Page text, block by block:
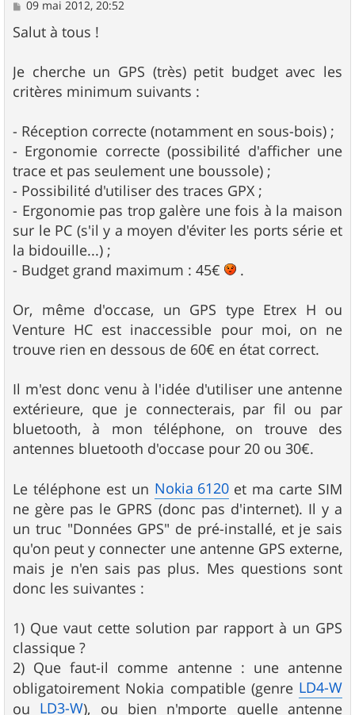
M
s
s
g
e
09 mai 2012, 20:52
Salut à tous !
Je cherche un GPS (très) petit budget avec les
critères minimum suivants :
- Réception correcte (notamment en sous-bois) ;
- Ergonomie correcte (possibilité d'afficher une
trace et pas seulement une boussole) ;
- Possibilité d'utiliser des traces GPX ;
- Ergonomie pas trop galère une fois à la maison
sur le PC (s'il y a moyen d'éviter les ports série et
la bidouille...) ;
- Budget grand maximum : 45€
.
Or, même d'occase, un GPS type Etrex H ou
Venture HC est inaccessible pour moi, on ne
trouve rien en dessous de 60€ en état correct.
Il m'est donc venu à l'idée d'utiliser une antenne
extérieure, que je connecterais, par fil ou par
bluetooth, à mon téléphone, on trouve des
antennes bluetooth d'occase pour 20 ou 30€.
Le téléphone est un Nokia 6120et ma carte SIM
ne gère pas le GPRS (donc pas d'internet). Il y a
un truc "Données GPS" de pré-installé, et je sais
qu'on peut y connecter une antenne GPS externe,
mais je n'en sais pas plus. Mes questions sont
donc les suivantes :
1) Que vaut cette solution par rapport à un GPS
classique ?
2) Que faut-il comme antenne : une antenne
obligatoirement Nokia compatible (genre LD4-W
ou LD3-W), ou bien n'mporte quelle antenne